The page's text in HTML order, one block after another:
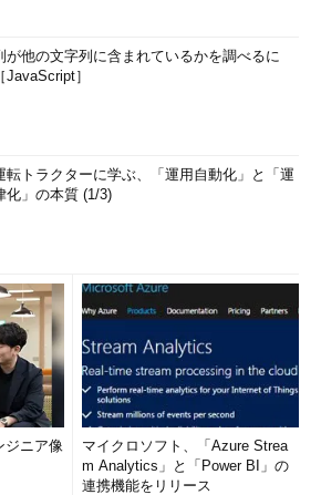
が他の文字列に含まれているかを調べるに
JavaScript］
転トラクターに学ぶ、「運用自動化」と「運
化」の本質 (1/3)
ジニア像
マイクロソフト、「Azure Strea
m Analytics」と「Power BI」の
連携機能をリリース